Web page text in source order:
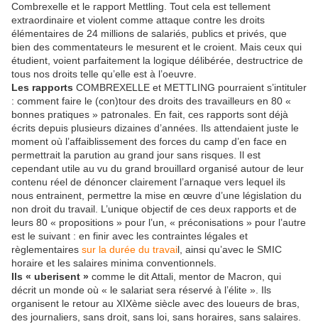
Combrexelle et le rapport Mettling. Tout cela est tellement
extraordinaire et violent comme attaque contre les droits
élémentaires de 24 millions de salariés, publics et privés, que
bien des commentateurs le mesurent et le croient. Mais ceux qui
étudient, voient parfaitement la logique délibérée, destructrice de
tous nos droits telle qu’elle est à l’oeuvre.
Les rapports COMBREXELLE et METTLING pourraient s’intituler
: comment faire le (con)tour des droits des travailleurs en 80 «
bonnes pratiques » patronales. En fait, ces rapports sont déjà
écrits depuis plusieurs dizaines d’années. Ils attendaient juste le
moment où l’affaiblissement des forces du camp d’en face en
permettrait la parution au grand jour sans risques. Il est
cependant utile au vu du grand brouillard organisé autour de leur
contenu réel de dénoncer clairement l’arnaque vers lequel ils
nous entrainent, permettre la mise en œuvre d’une législation du
non droit du travail. L’unique objectif de ces deux rapports et de
leurs 80 « propositions » pour l’un, « préconisations » pour l’autre
est le suivant : en finir avec les contraintes légales et
règlementaires sur la durée du travail, ainsi qu’avec le SMIC
horaire et les salaires minima conventionnels.
Ils « uberisent » comme le dit Attali, mentor de Macron, qui
décrit un monde où « le salariat sera réservé à l’élite ». Ils
organisent le retour au XIXème siècle avec des loueurs de bras,
des journaliers, sans droit, sans loi, sans horaires, sans salaires.